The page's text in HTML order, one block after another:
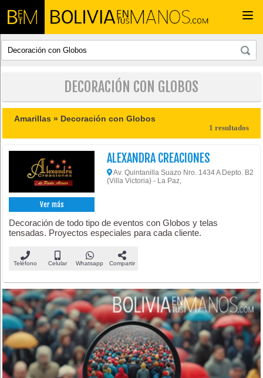
DECORACIÓN CON GLOBOS
Amarillas » Decoración con Globos
1 resultados
Ver más
ALEXANDRA CREACIONES
Av. Quintanilla Suazo Nro. 1434 A Depto. B2
(Villa Victoria) - La Paz,
Decoración de todo tipo de eventos con Globos y telas
tensadas. Proyectos especiales para cada cliente.
Teléfono Celular Whatsapp Compartir